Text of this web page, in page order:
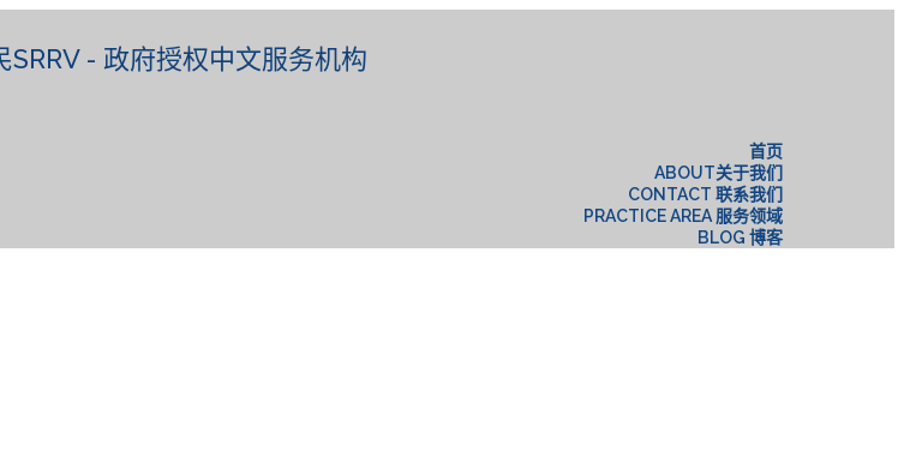
SRRV - 政府授权中文服务机构
首页
ABOUT关于我们
CONTACT 联系我们
PRACTICE AREA 服务领域
BLOG 博客